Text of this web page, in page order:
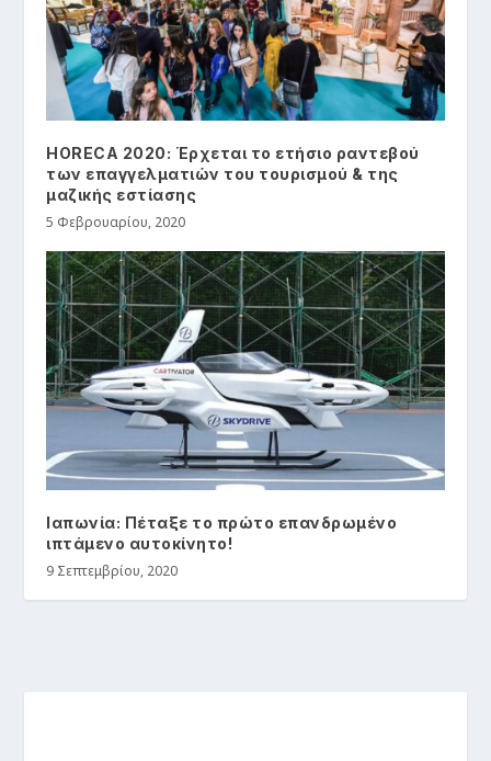
HORECA 2020: Έρχεται το ετήσιο ραντεβού
των επαγγελματιών του τουρισμού & της
μαζικής εστίασης
5 Φεβρουαρίου, 2020
Ιαπωνία: Πέταξε το πρώτο επανδρωμένο
ιπτάμενο αυτοκίνητο!
9 Σεπτεμβρίου, 2020